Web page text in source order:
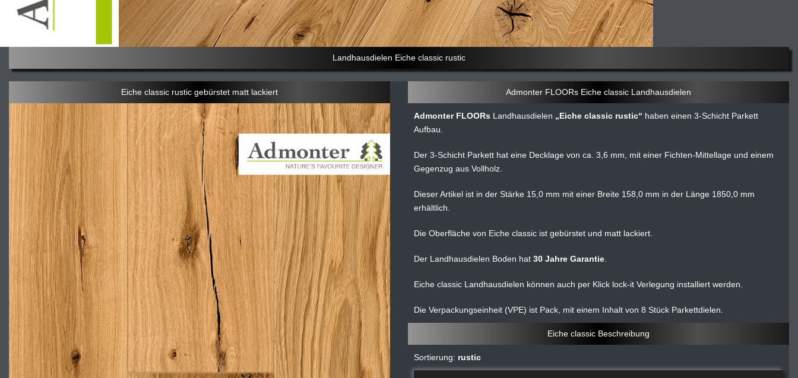
Landhausdielen Eiche classic rustic
Eiche classic rustic gebürstet matt lackiert Admonter FLOORs Eiche classic Landhausdielen
Admonter FLOORs Landhausdielen Eiche classic rustic
haben einen 3-Schicht Parkett
Aufbau.
Der 3-Schicht Parkett hat eine Decklage von ca. 3,6 mm, mit einer Fichten-Mittellage und einem
Gegenzug aus Vollholz.
Dieser Artikel ist in der Stärke 15,0 mm mit einer Breite 158,0 mm in der Länge 1850,0 mm
erhältlich.
Die Oberfläche von Eiche classic ist gebürstet und matt lackiert.
Der Landhausdielen Boden hat 30 Jahre Garantie
Eiche classic Landhausdielen können auch per Klick lock-it Verlegung installiert werden.
Die Verpackungseinheit (VPE) ist Pack, mit einem Inhalt von 8 Stück Parkettdielen.
Eiche classic Beschreibung
Sortierung: rustic